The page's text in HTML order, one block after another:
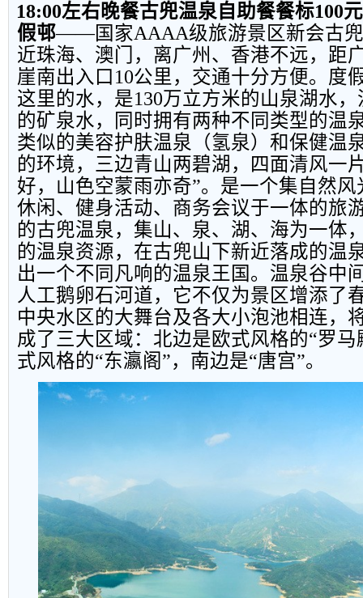
18:00左右晚餐古兜温泉自助餐餐标100元
假邨——国家AAAA级旅游景区新会古
近珠海、澳门，离广州、香港不远，距
崖南出入口 10公里，交通十分方便。度
这里的水，是130万立方米的山泉湖水
的矿泉水，同时拥有两种不同类型的温
类似的美容护肤温泉（氢泉）和保健温
的环境，三边青山两碧湖，四面清风一
好，山色空蒙雨亦奇”。是一个集自然
休闲、健身活动、商务会议于一体的旅
的古兜温泉，集山、泉、湖、海为一体
的温泉资源，在古兜山下新近落成的温
出一个不同凡响的温泉王国。温泉谷中
人工鹅卵石河道，它不仅为景区增添了
中央水区的大舞台及各大小泡池相连，
成了三大区域：北边是欧式风格的“罗
式风格的“东瀛阁”，南边是“唐宫”。